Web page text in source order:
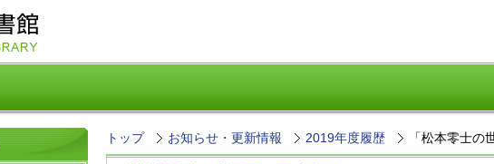
トップ お知らせ・更新情報 2019年度履歴 「松本零士の